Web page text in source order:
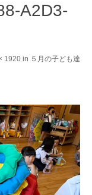
A2D3-
1920 in ５月の子ども達